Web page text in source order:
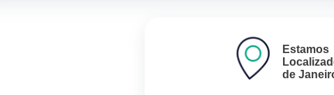
Estamos
de